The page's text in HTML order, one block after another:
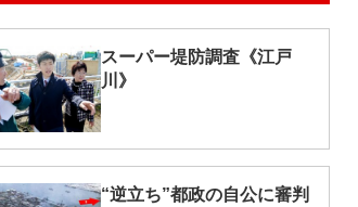
スーパー堤防調査《江戸
川》
“逆立ち”都政の自公に審判